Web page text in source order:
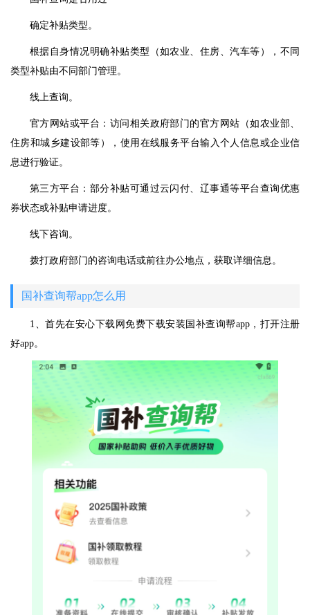
确定补贴类型。
根据自身情况明确补贴类型（如农业、住房、汽车等），不同
类型补贴由不同部门管理。
线上查询。
官方网站或平台：访问相关政府部门的官方网站（如农业部、
住房和城乡建设部等），使用在线服务平台输入个人信息或企业信
息进行验证。
第三方平台：部分补贴可通过云闪付、辽事通等平台查询优惠
券状态或补贴申请进度。
线下咨询。
拨打政府部门的咨询电话或前往办公地点，获取详细信息。
国补查询帮app怎么用
1、首先在安心下载网免费下载安装国补查询帮app，打开注册
好app。